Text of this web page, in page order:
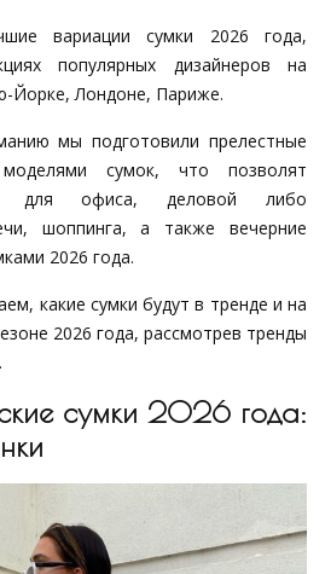
вариации сумки 2026 года,
популярных дизайнеров на
Йорке, Лондоне, Париже.
мы подготовили прелестные
сумок, что позволят
для офиса, деловой либо
шоппинга, а также вечерние
2026 года.
какие сумки будут в тренде и на
2026 года, рассмотрев тренды
сумки 2026 года: